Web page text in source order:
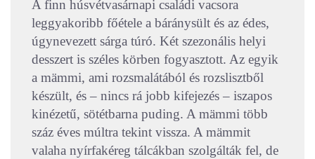
A finn húsvétvasárnapi családi vacsora
leggyakoribb főétele a báránysült és az édes,
úgynevezett sárga túró. Két szezonális helyi
desszert is széles körben fogyasztott. Az egyik
a mämmi, ami rozsmalátából és rozslisztből
készült, és – nincs rá jobb kifejezés – iszapos
kinézetű, sötétbarna puding. A mämmi több
száz éves múltra tekint vissza. A mämmit
valaha nyírfakéreg tálcákban szolgálták fel, de